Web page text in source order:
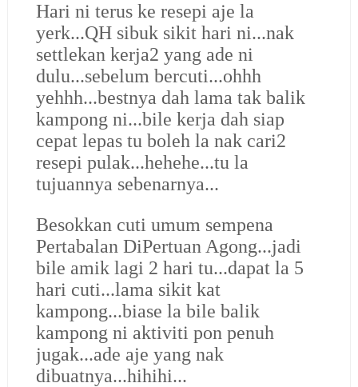
Hari ni terus ke resepi aje la
yerk...QH sibuk sikit hari ni...nak
settlekan kerja2 yang ade ni
dulu...sebelum bercuti...ohhh
yehhh...bestnya dah lama tak balik
kampong ni...bile kerja dah siap
cepat lepas tu boleh la nak cari2
resepi pulak...hehehe...tu la
tujuannya sebenarnya...
Besokkan cuti umum sempena
Pertabalan DiPertuan Agong...jadi
bile amik lagi 2 hari tu...dapat la 5
hari cuti...lama sikit kat
kampong...biase la bile balik
kampong ni aktiviti pon penuh
jugak...ade aje yang nak
dibuatnya...hihihi...